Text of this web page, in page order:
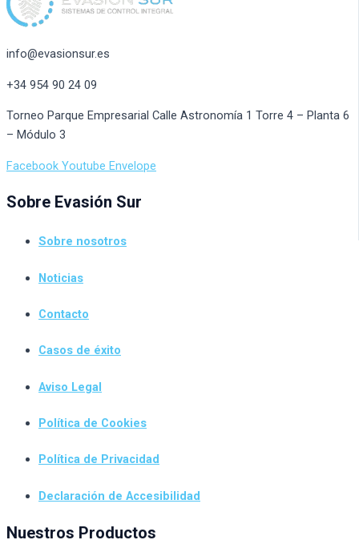
info@evasionsur.es
+34 954 90 24 09
Torneo Parque Empresarial Calle Astronomía 1 Torre 4 – Planta 6
– Módulo 3
Facebook Youtube Envelope
Sobre Evasión Sur
Sobre nosotros
Noticias
Contacto
Casos de éxito
Aviso Legal
Política de Cookies
Política de Privacidad
Declaración de Accesibilidad
Nuestros Productos